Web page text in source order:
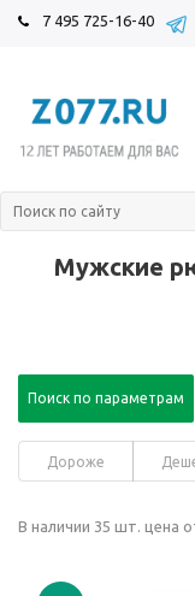
7 495 725-16-40
Мужские
Поиск по параметрам
Дороже
В наличии 35 шт. цена